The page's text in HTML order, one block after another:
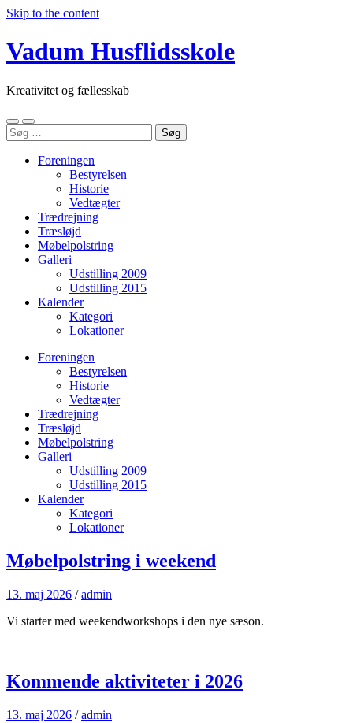
Skip to the content
Vadum Husflidsskole
Kreativitet og fællesskab
Toggle
mobile
Toggle
search
Søg
efter:
Foreningen
Bestyrelsen
Historie
Vedtægter
Trædrejning
Træsløjd
Møbelpolstring
Galleri
Udstilling 2009
Udstilling 2015
Kalender
Kategori
Lokationer
Foreningen
Bestyrelsen
Historie
Vedtægter
Trædrejning
Træsløjd
Møbelpolstring
Galleri
Udstilling 2009
Udstilling 2015
Kalender
Kategori
Lokationer
Møbelpolstring i weekend
13. maj 2026 /admin
Vi starter med weekendworkshops i den nye sæson.
Kommende aktiviteter i 2026
13. maj 2026 /admin